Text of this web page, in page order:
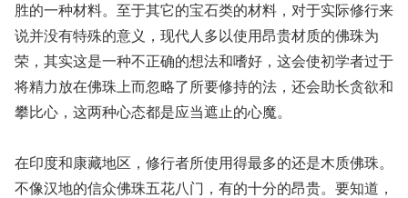
胜的一种材料。至于其它的宝石类的材料，对于实际修行来
说并没有特殊的意义，现代人多以使用昂贵材质的佛珠为
荣，其实这是一种不正确的想法和嗜好，这会使初学者过于
将精力放在佛珠上而忽略了所要修持的法，还会助长贪欲和
攀比心，这两种心态都是应当遮止的心魔。
在印度和康藏地区，修行者所使用得最多的还是木质佛珠。
不像汉地的信众佛珠五花八门，有的十分的昂贵。要知道，